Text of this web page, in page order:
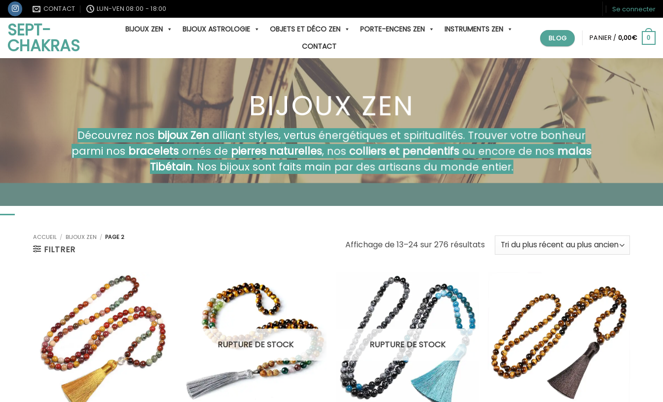
Passer
au
contenu
CONTACT LUN-VEN 08:00 - 18:00 Se connecter
SEPT-
CHAKRAS
BIJOUX ZEN BIJOUX ASTROLOGIE OBJETS ET DÉCO ZEN PORTE-ENCENS ZEN
INSTRUMENTS ZEN
CONTACT
BLOG PANIER / 0,00€ 0
BIJOUX ZEN
Découvrez nos bijoux Zen alliant styles, vertus énergétiques et spiritualités. Trouver votre bonheur
parmi nos braceletsornés de pierres naturelles, nos colliers et pendentifsou encore de nos malas
Tibétain. Nos bijoux sont faits main par des artisans du monde entier.
ACCUEIL / BIJOUX ZEN / PAGE 2
FILTRER Affichage de 13–24 sur 276 résultatsTrié
RUPTURE DE STOCK RUPTURE DE STOCK